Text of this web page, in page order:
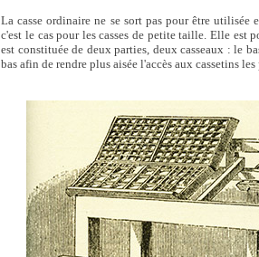
La casse ordinaire ne se sort pas pour être
c'est le cas pour les casses de petite taille. Elle est
est constituée de deux parties, deux casseaux : le
bas afin de rendre plus aisée l'accès aux cassetins